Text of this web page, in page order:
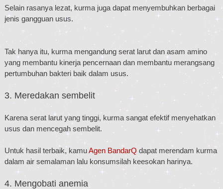
Selain rasanya lezat, kurma juga dapat menyembuhkan berbagai
jenis gangguan usus.
Tak hanya itu, kurma mengandung serat larut dan asam amino
yang membantu kinerja pencernaan dan membantu merangsang
pertumbuhan bakteri baik dalam usus.
3. Meredakan sembelit
Karena serat larut yang tinggi, kurma sangat efektif menyehatkan
usus dan mencegah sembelit.
Untuk hasil terbaik, kamuAgen BandarQ dapat merendam kurma
dalam air semalaman lalu konsumsilah keesokan harinya.
4. Mengobati anemia